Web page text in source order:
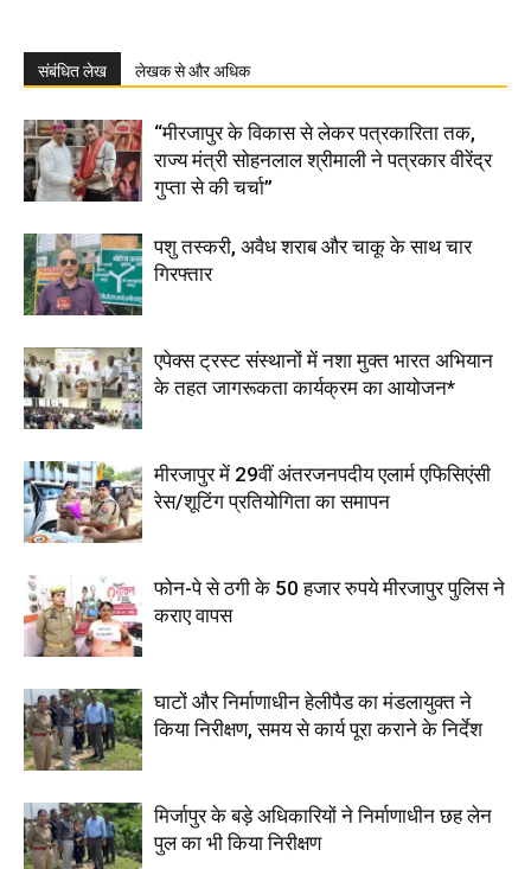
संबंधित लेख लेखक से और अधिक
“मीरजापुर के विकास से लेकर पत्रकारिता तक,
राज्य मंत्री सोहनलाल श्रीमाली ने पत्रकार वीरेंद्र
गुप्ता से की चर्चा”
पशु तस्करी, अवैध शराब और चाकू के साथ चार
गिरफ्तार
एपेक्स ट्रस्ट संस्थानों में नशा मुक्त भारत अभियान
के तहत जागरूकता कार्यक्रम का आयोजन*
मीरजापुर में 29वीं अंतरजनपदीय एलार्म एफिसिएंसी
रेस/शूटिंग प्रतियोगिता का समापन
फोन-पे से ठगी के 50 हजार रुपये मीरजापुर पुलिस ने
कराए वापस
घाटों और निर्माणाधीन हेलीपैड का मंडलायुक्त ने
किया निरीक्षण, समय से कार्य पूरा कराने के निर्देश
मिर्जापुर के बड़े अधिकारियों ने निर्माणाधीन छह लेन
पुल का भी किया निरीक्षण